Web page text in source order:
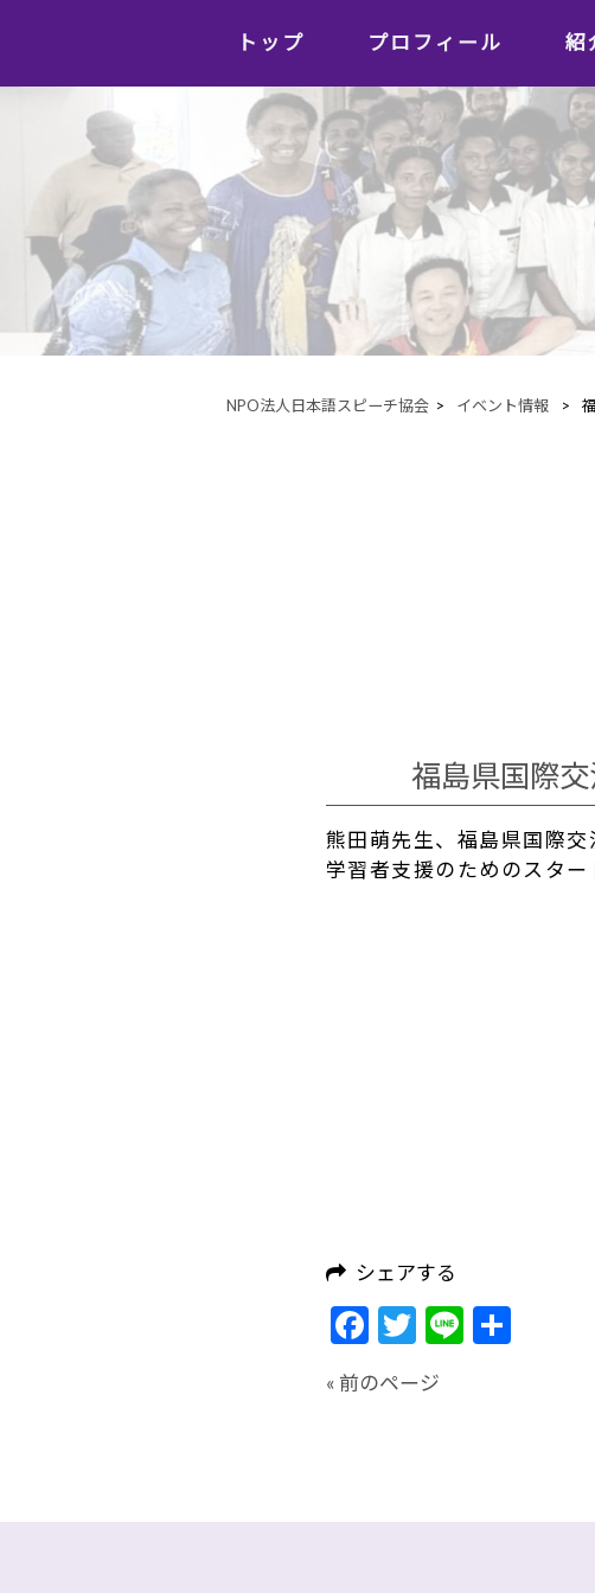
トップ プロフィール 紹
NPO法人日本語スピーチ協会 > イベント情報 >
福島県国際
熊田萌先生、福島県国際
学習者支援のためのスタ
シェアする
Facebook
Twitter
Line共
« 前のページ